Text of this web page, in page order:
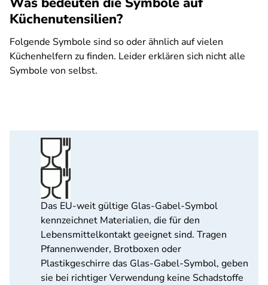
Küchenutensilien?
Folgende Symbole sind so oder ähnlich auf vielen
Küchenhelfern zu finden. Leider erklären sich nicht alle
Symbole von selbst.
Das EU-weit gültige Glas-Gabel-Symbol
kennzeichnet Materialien, die für den
Lebensmittelkontakt geeignet sind. Tragen
Pfannenwender, Brotboxen oder
Plastikgeschirre das Glas-Gabel-Symbol, geben
sie bei richtiger Verwendung keine Schadstoffe